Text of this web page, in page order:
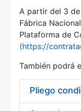
Mostra/
Mostra/Amaga
Mostra/
A partir del 3
Fábrica
Plataforma de
(https://
También podrá
Pliego